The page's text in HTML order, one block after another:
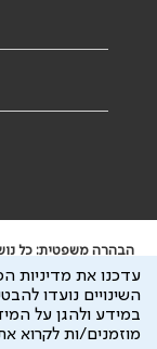
הבהרה משפטית: כל
ייעוץ רפואי או
ידוע לי שהר"י אוספת
להיות מועבר לצדדים
עדכנו את מדיניות
השינויים נועדו
במידע ולהגן על
מוזמנים/ות לקרוא